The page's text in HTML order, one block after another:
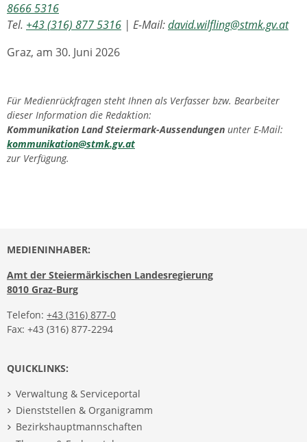
8666 5316
Tel. +43 (316) 877 5316 | E-Mail:david.wilfling@stmk.gv.at
Graz, am 30. Juni 2026
Für Medienrückfragen steht Ihnen als Verfasser bzw. Bearbeiter
dieser Information die Redaktion:
Kommunikation Land Steiermark-Aussendungen unter E-Mail:
kommunikation@stmk.gv.at
zur Verfügung.
MEDIENINHABER:
Amt der Steiermärkischen Landesregierung
8010 Graz-Burg
Telefon: +43 (316) 877-0
Fax: +43 (316) 877-2294
QUICKLINKS:
Verwaltung & Serviceportal
Dienststellen & Organigramm
Bezirkshauptmannschaften